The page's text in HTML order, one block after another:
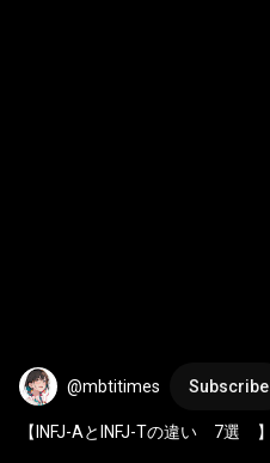
@mbtitimes Subscribe
【INFJ-AとINFJ-Tの違い　7選　】